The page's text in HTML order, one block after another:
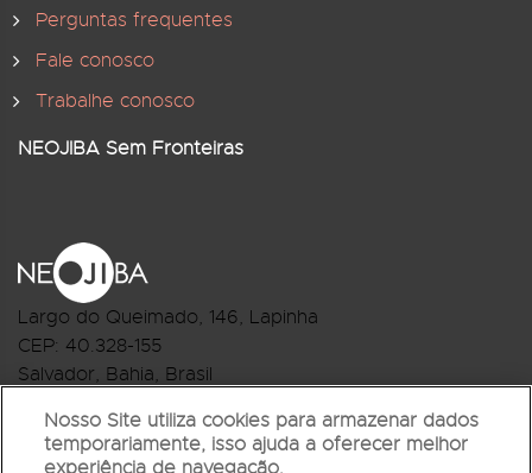
Perguntas frequentes
Fale conosco
Trabalhe conosco
NEOJIBA Sem Fronteiras
Largo do Queimado, 146, Lapinha
CEP: 40.328-155
Salvador, Bahia, Brasil
R.Monte Castelo Nº 62, Bairro Barbalho
Nosso Site utiliza cookies para armazenar dados
temporariamente, isso ajuda a oferecer melhor